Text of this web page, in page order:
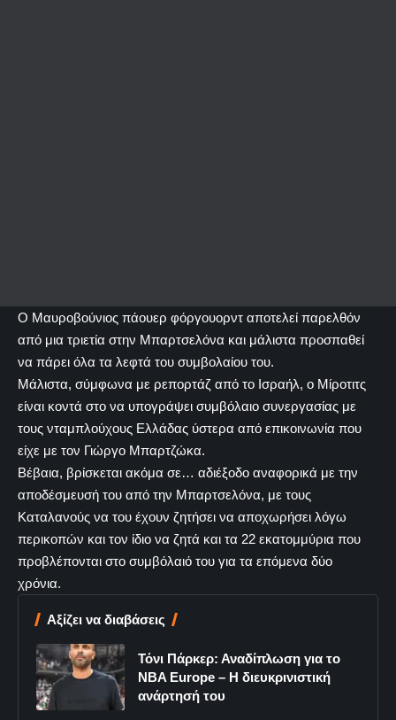
Ο Μαυροβούνιος πάουερ φόργουορντ αποτελεί παρελθόν
από μια τριετία στην Μπαρτσελόνα και μάλιστα προσπαθεί
να πάρει όλα τα λεφτά του συμβολαίου του.
Μάλιστα, σύμφωνα με ρεπορτάζ από το Ισραήλ, ο Μίροτιτς
είναι κοντά στο να υπογράψει συμβόλαιο συνεργασίας με
τους νταμπλούχους Ελλάδας ύστερα από επικοινωνία που
είχε με τον Γιώργο Μπαρτζώκα.
Βέβαια, βρίσκεται ακόμα σε… αδιέξοδο αναφορικά με την
αποδέσμευσή του από την Μπαρτσελόνα, με τους
Καταλανούς να του έχουν ζητήσει να αποχωρήσει λόγω
περικοπών και τον ίδιο να ζητά και τα 22 εκατομμύρια που
προβλέπονται στο συμβόλαιό του για τα επόμενα δύο
χρόνια.
Αξίζει να διαβάσεις
Τόνι Πάρκερ: Αναδίπλωση για το
NBA Europe – Η διευκρινιστική
ανάρτησή του